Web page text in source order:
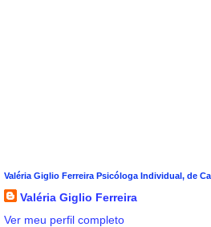
Valéria Giglio Ferreira Psicóloga Individual, de
Valéria Giglio Ferreira
Ver meu perfil completo